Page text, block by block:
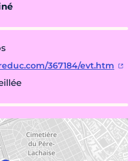
367184/evt.htm